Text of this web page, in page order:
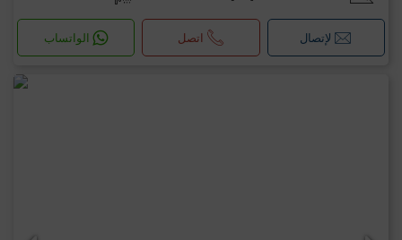
لإتصال اتصل الواتساب